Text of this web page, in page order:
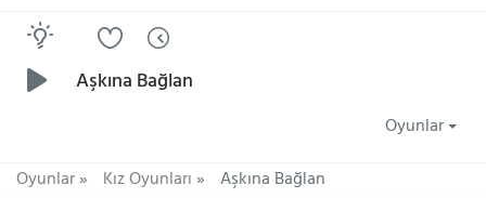
Aşkına Bağlan
Oyunlar
Oyunlar» Kız Oyunları» Aşkına Bağlan